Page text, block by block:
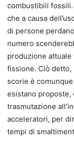
combustibili
che a causa
di persone
numero
produzione
fissione. Ciò
scorie è
esistano proposte,
trasmutazione
acceleratori, per
tempi di